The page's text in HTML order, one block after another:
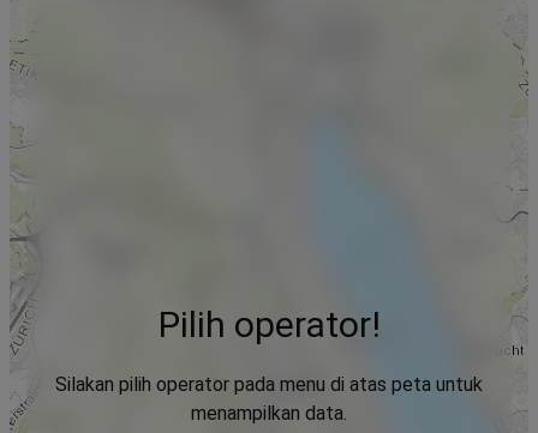
Pilih operator!
Silakan pilih operator pada menu di atas peta untuk
menampilkan data.